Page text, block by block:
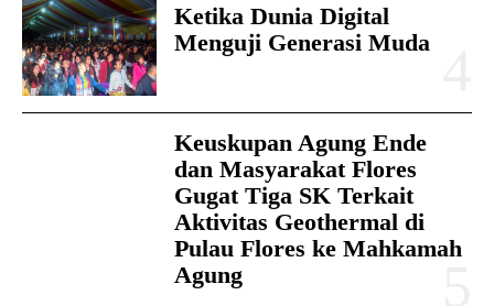
Ketika Dunia Digital
Menguji Generasi Muda
Keuskupan Agung Ende
dan Masyarakat Flores
Gugat Tiga SK Terkait
Aktivitas Geothermal di
Pulau Flores ke Mahkamah
Agung